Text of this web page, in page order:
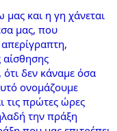
μας και η γη χάνεται
μας, που
αίσθησης
δεν κάναμε όσα
ονομάζουμε
τις πρώτες ώρες
την πράξη